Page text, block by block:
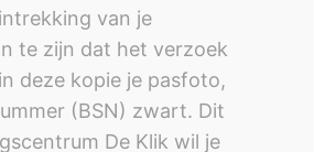
van je
te zijn dat het verzoek
deze kopie je pasfoto,
(BSN) zwart. Dit
De Klik wil je